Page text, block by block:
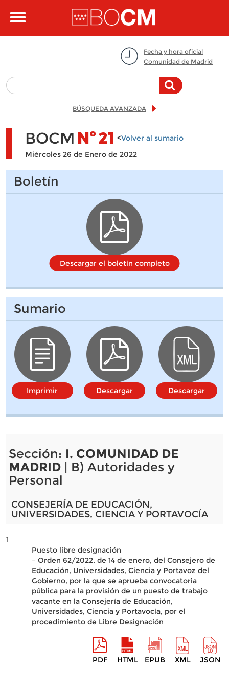
Toggle
Fecha y hora oficial
Comunidad de Madrid
BÚSQUEDA AVANZADA
BOCM Nº21 <Volver al sumario
Miércoles 26 de Enero de 2022
Boletín
Descargar el boletín completo
Sumario
Imprimir Descargar Descargar
Sección: I. COMUNIDAD DE
MADRID| B) Autoridades y
Personal
CONSEJERÍA DE EDUCACIÓN,
UNIVERSIDADES, CIENCIA Y PORTAVOCÍA
1
Puesto libre designación
– Orden 62/2022, de 14 de enero, del Consejero de
Educación, Universidades, Ciencia y Portavoz del
Gobierno, por la que se aprueba convocatoria
pública para la provisión de un puesto de trabajo
vacante en la Consejería de Educación,
Universidades, Ciencia y Portavocía, por el
procedimiento de Libre Designación
PDF HTML EPUB XML JSON